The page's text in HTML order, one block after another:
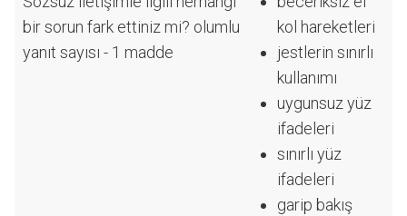
bir sorun fark ettiniz mi? olumlu
yanıt sayısı - 1 madde
kol hareketleri
jestlerin sınırlı
kullanımı
uygunsuz yüz
ifadeleri
sınırlı yüz
ifadeleri
garip bakış